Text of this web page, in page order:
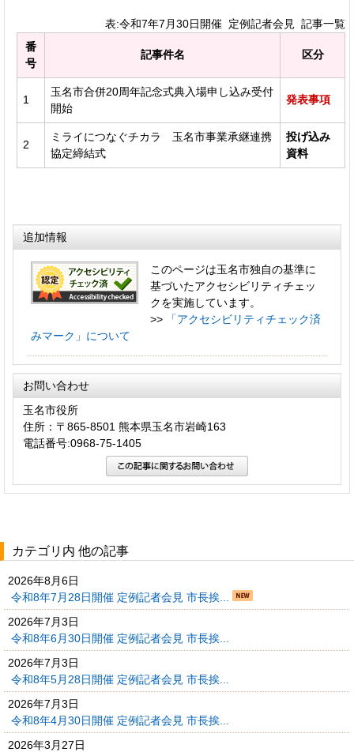
表:令和7年7月30日開催 定例記者会見 記事一覧
番
号
記事件名 区分
1
玉名市合併20周年記念式典入場申し込み受付
開始
発表事項
2
ミライにつなぐチカラ 玉名市事業承継連携
協定締結式
投げ込み
資料
追加情報
このページは玉名市独自の基準に
基づいたアクセシビリティチェッ
クを実施しています。
>>
「アクセシビリティチェック済
みマーク」について
お問い合わせ
玉名市役所
住所：〒865-8501 熊本県玉名市岩崎163
電話番号:0968-75-1405
カテゴリ内 他の記事
2026年8月6日
令和8年7月28日開催 定例記者会見 市長挨...
2026年7月3日
令和8年6月30日開催 定例記者会見 市長挨...
2026年7月3日
令和8年5月28日開催 定例記者会見 市長挨...
2026年7月3日
令和8年4月30日開催 定例記者会見 市長挨...
2026年3月27日